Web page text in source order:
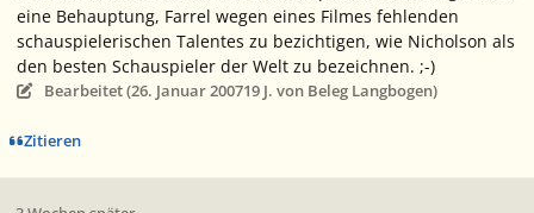
eine Behauptung, Farrel wegen eines Filmes fehlenden
schauspielerischen Talentes zu bezichtigen, wie Nicholson als
den besten Schauspieler der Welt zu bezeichnen. ;-)
Bearbeitet (26. Januar 200719 J. von Beleg Langbogen)
Zitieren